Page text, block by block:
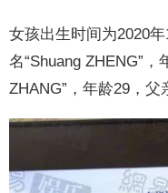
女孩出生时间为2020
名“Shuang ZHENG”
ZHANG”，年龄29，父